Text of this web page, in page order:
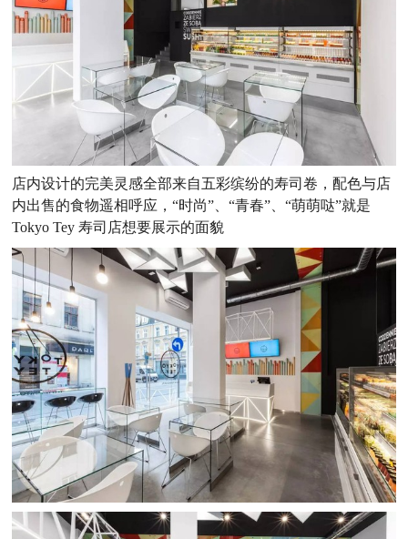
店内设计的完美灵感全部来自五彩缤纷的寿司卷，配色与店
内出售的食物遥相呼应，“时尚”、“青春”、“萌萌哒”就是
Tokyo Tey 寿司店想要展示的面貌